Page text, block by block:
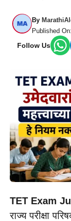
By
Published
Follow Us
TET Exam
राज्य परीक्षा